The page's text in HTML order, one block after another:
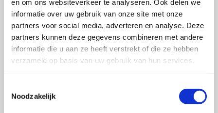
en om ons websiteverkeer te analyseren. Ook delen we
informatie over uw gebruik van onze site met onze
partners voor social media, adverteren en analyse. Deze
partners kunnen deze gegevens combineren met andere
informatie die u aan ze heeft verstrekt of die ze hebben
verzameld op basis van uw gebruik van hun services.
Noodzakelijk
cookies worden ook gebruikt om de website goed te
laten werken en deze te kunnen optimaliseren.
Daarnaast plaatsen we cookies die uw surfgedrag
bijhouden zodat we op maat gemaakte content en
advertenties kunnen aanbieden. Bij uw eerste bezoek
aan onze website hebben wij u al geïnformeerd over
plaatsen ervan. U kunt zich afmelden voor cookies
door uw internetbrowser zo in te stellen dat deze geen